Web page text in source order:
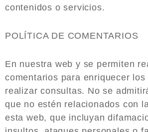
contenidos o servicios.
POLÍTICA DE COMENTARIOS
En nuestra web y se permiten
comentarios para enriquecer los
realizar consultas. No se
que no estén relacionados con
esta web, que incluyan